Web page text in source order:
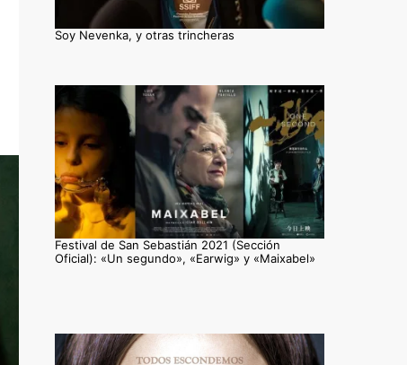
Soy Nevenka, y otras trincheras
Festival de San Sebastián 2021 (Sección
Oficial): «Un segundo», «Earwig» y «Maixabel»